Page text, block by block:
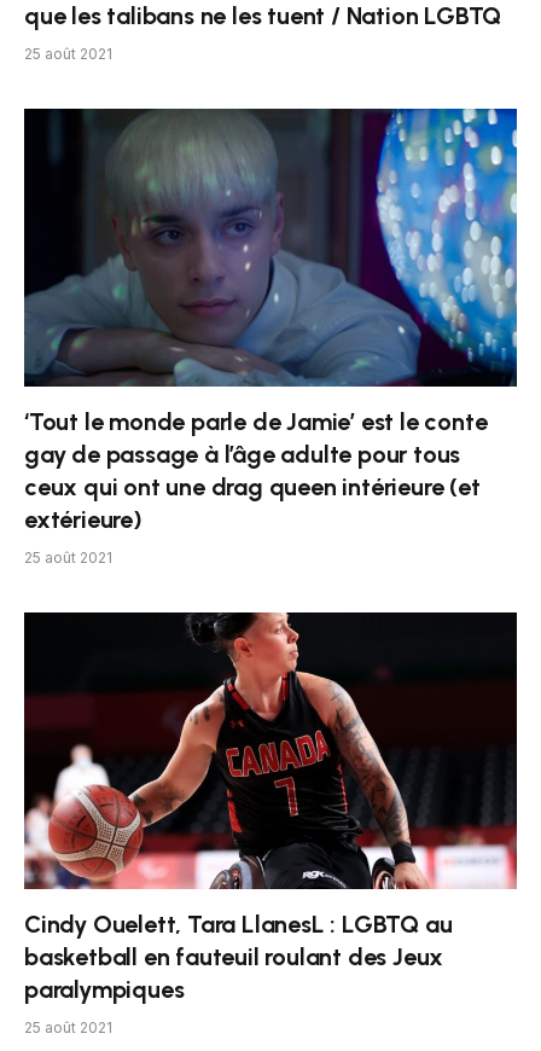
que les talibans ne les tuent / Nation LGBTQ
25 août 2021
‘Tout le monde parle de Jamie’ est le conte
gay de passage à l’âge adulte pour tous
ceux qui ont une drag queen intérieure (et
extérieure)
25 août 2021
Cindy Ouelett, Tara LlanesL : LGBTQ au
basketball en fauteuil roulant des Jeux
paralympiques
25 août 2021